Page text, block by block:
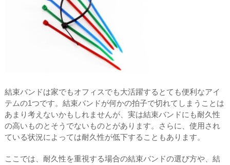
結束バンドは家でもオフィスでも大活躍するとても便利なアイ
テムの1つです。結束バンドが何かの拍子で切れてしまうことは
あまり考えないかもしれませんが、実は結束バンドにも耐久性
の高いものとそうでないものとがあります。さらに、使用され
ている状況によっては耐久性が低下することもあります。
ここでは、耐久性を重視する場合の結束バンドの選び方や、結